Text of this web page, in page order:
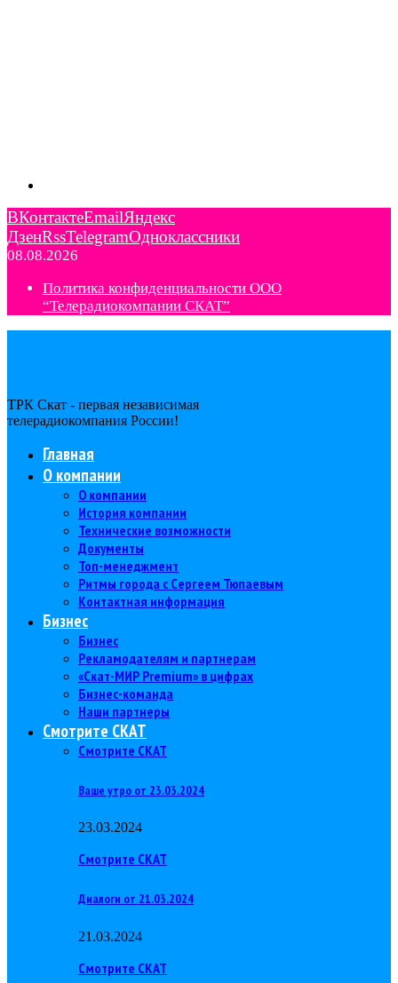
ВКонтактеEmailЯндекс
ДзенRssTelegramОдноклассники
08.08.2026
Политика конфиденциальности ООО
“Телерадиокомпании СКАТ”
ТРК Скат - первая независимая
телерадиокомпания Роcсии!
Главная
О компании
О компании
История компании
Технические возможности
Документы
Топ-менеджмент
Ритмы города с Сергеем Тюпаевым
Контактная информация
Бизнес
Бизнес
Рекламодателям и партнерам
«Скат-МИР Premium» в цифрах
Бизнес-команда
Наши партнеры
Смотрите СКАТ
Смотрите СКАТ
Ваше утро от 23.03.2024
23.03.2024
Смотрите СКАТ
Диалоги от 21.03.2024
21.03.2024
Смотрите СКАТ